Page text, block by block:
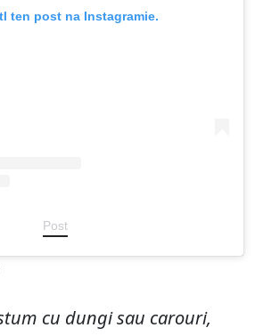
ten post na Instagramie.
Post
cu dungi sau carouri,